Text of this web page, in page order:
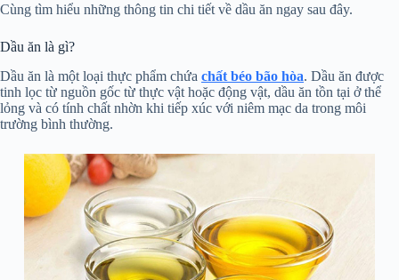
Cùng tìm hiểu những thông tin chi tiết về dầu ăn ngay sau đây.
Dầu ăn là gì?
Dầu ăn là một loại thực phẩm chứa chất béo bão hòa. Dầu ăn được
tinh lọc từ nguồn gốc từ thực vật hoặc động vật, dầu ăn tồn tại ở thể
lỏng và có tính chất nhờn khi tiếp xúc với niêm mạc da trong môi
trường bình thường.